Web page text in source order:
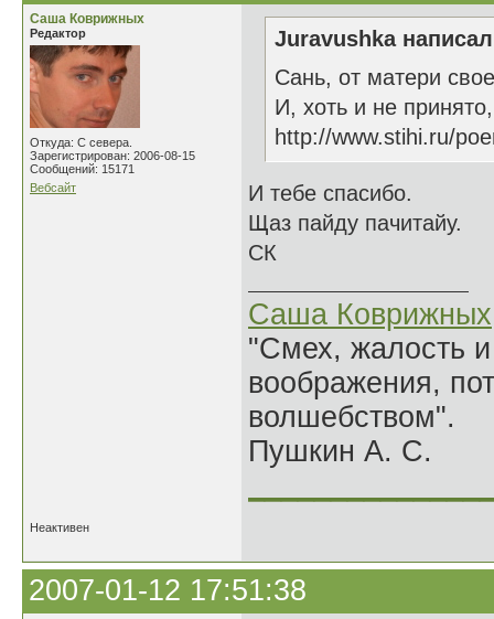
Саша Коврижных
Редактор
Откуда: С севера.
Зарегистрирован: 2006-08-15
Сообщений: 15171
Вебсайт
Juravushka
Сань, от матери
И, хоть и не
http://www.stihi.ru/
И тебе спасибо.
Щаз пайду пачитайу.
СК
Саша Коврижных
"Смех, жалость
воображения,
волшебством".
Пушкин А. С.
Неактивен
2007-01-12 17:51:38